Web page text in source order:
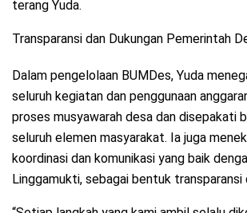
terang Yuda.
Transparansi dan Dukungan Pemerintah
Dalam pengelolaan BUMDes, Yuda
seluruh kegiatan dan penggunaan
proses musyawarah desa dan disepakati
seluruh elemen masyarakat. Ia juga
koordinasi dan komunikasi yang baik
Linggamukti, sebagai bentuk transparansi